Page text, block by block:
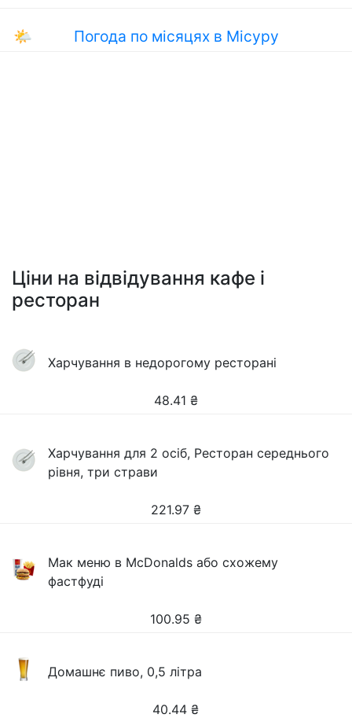
🌤 Погода по місяцях в Місуру
Ціни на відвідування кафе і
ресторан
Харчування в недорогому ресторані
48.41 ₴
Харчування для 2 осіб, Ресторан середнього
рівня, три страви
221.97 ₴
Мак меню в McDonalds або схожему
фастфуді
100.95 ₴
Домашнє пиво, 0,5 літра
40.44 ₴